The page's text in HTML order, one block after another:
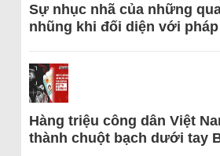
Sự nhục nhã của những
nhũng khi đối diện với
Hàng triệu công dân Việt
thành chuột bạch dưới tay